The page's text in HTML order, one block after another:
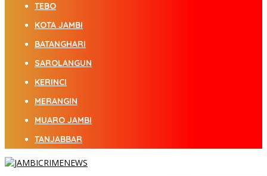
TEBO
KOTA JAMBI
BATANGHARI
SAROLANGUN
KERINCI
MERANGIN
MUARO JAMBI
TANJABBAR